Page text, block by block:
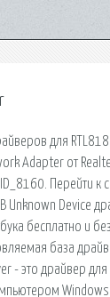
для
Adapter от
Перейти к
Unknown Device
бесплатно и
база
- это драйвер